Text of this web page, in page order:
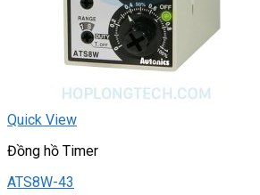
Quick View
Đồng hồ Timer
ATS8W-43